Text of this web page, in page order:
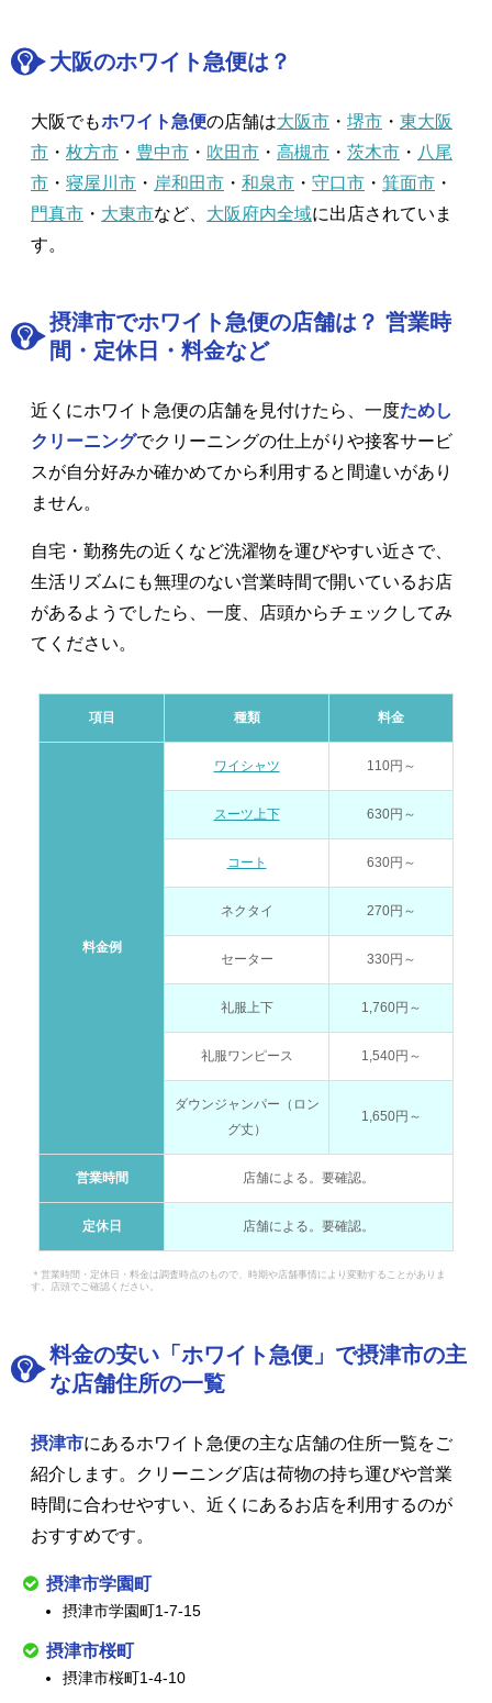
大阪のホワイト急便は？
大阪でもホワイト急便の店舗は大阪市 ・ 堺市 ・ 東大阪
市 ・ 枚方市 ・ 豊中市 ・ 吹田市 ・ 高槻市 ・ 茨木市 ・ 八尾
市 ・ 寝屋川市 ・ 岸和田市 ・ 和泉市 ・ 守口市 ・ 箕面市 ・
門真市 ・ 大東市など、 大阪府内全域に出店されていま
す。
摂津市でホワイト急便の店舗は？ 営業時
間・定休日・料金など
近くにホワイト急便の店舗を見付けたら、一度ためし
クリーニングでクリーニングの仕上がりや接客サービ
スが自分好みか確かめてから利用すると間違いがあり
ません。
自宅・勤務先の近くなど洗濯物を運びやすい近さで、
生活リズムにも無理のない営業時間で開いているお店
があるようでしたら、一度、店頭からチェックしてみ
てください。
項目 種類 料金
料金例
ワイシャツ 110円～
スーツ上下 630円～
コート 630円～
ネクタイ 270円～
セーター 330円～
礼服上下 1,760円～
礼服ワンピース 1,540円～
ダウンジャンパー（ロン
グ丈）
1,650円～
営業時間 店舗による。要確認。
定休日 店舗による。要確認。
＊営業時間・定休日・料金は調査時点のもので、時期や店舗事情により変動することがありま
す。店頭でご確認ください。
料金の安い「ホワイト急便」で摂津市の主
な店舗住所の一覧
摂津市にあるホワイト急便の主な店舗の住所一覧をご
紹介します。クリーニング店は荷物の持ち運びや営業
時間に合わせやすい、近くにあるお店を利用するのが
おすすめです。
摂津市学園町
摂津市学園町1-7-15
摂津市桜町
摂津市桜町1-4-10